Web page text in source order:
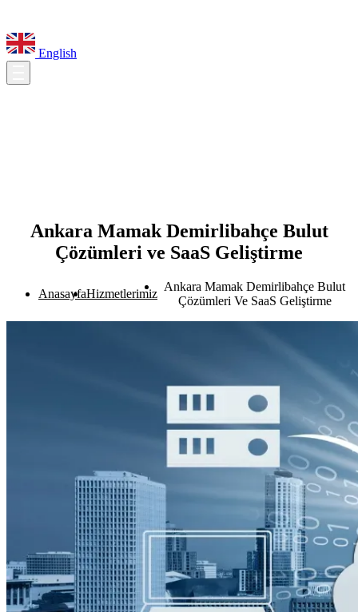
English
Ankara Mamak Demirlibahçe Bulut
Çözümleri ve SaaS Geliştirme
AnasayfaHizmetlerimiz
Ankara Mamak Demirlibahçe Bulut
Çözümleri Ve SaaS Geliştirme